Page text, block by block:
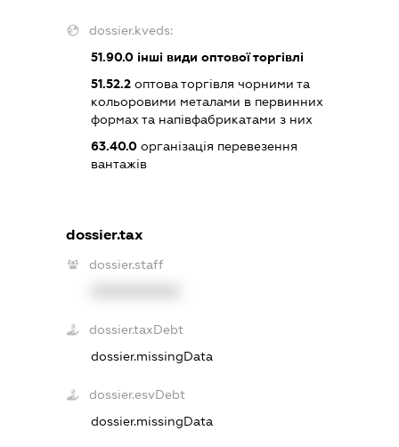
dossier.kveds:
51.90.0 інші види оптової торгівлі
51.52.2 оптова торгівля чорними та
кольоровими металами в первинних
формах та напівфабрикатами з них
63.40.0 організація перевезення
вантажів
dossier.tax
dossier.staff
dossier.taxDebt
dossier.missingData
dossier.esvDebt
dossier.missingData